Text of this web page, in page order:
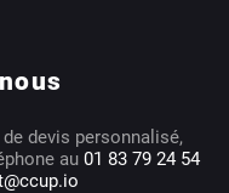
devis personnalisé,
au 01 83 79 24 54